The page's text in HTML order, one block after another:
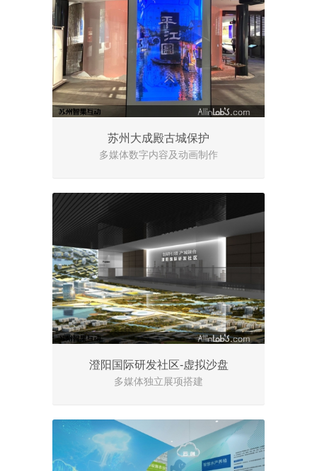
苏州大成殿古城保护
多媒体数字内容及动画制作
澄阳国际研发社区-虚拟沙盘
多媒体独立展项搭建